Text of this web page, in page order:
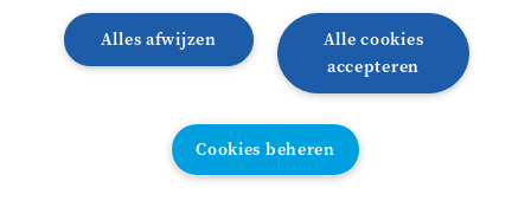
Lees meer Inschrijven
LAATSTE PLAATSEN
Alle cookies
accepteren
Alles afwijzen
Cookies beheren